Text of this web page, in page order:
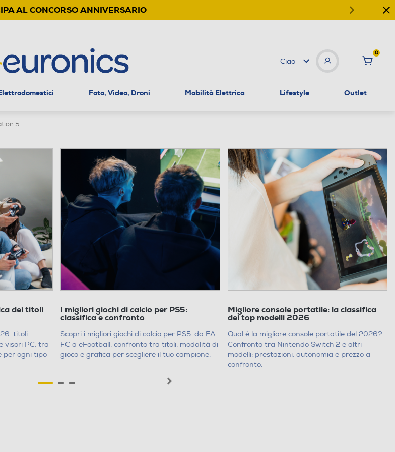
AL CONCORSO ANNIVERSARIO
Ciao
0
Foto, Video, Droni Mobilità Elettrica Lifestyle Outlet
5
dei titoli
titoli
visori PC, tra
per ogni tipo
I migliori giochi di calcio per PS5:
classifica e confronto
Scopri i migliori giochi di calcio per PS5: da EA
FC a eFootball, confronto tra titoli, modalità di
gioco e grafica per scegliere il tuo campione.
Migliore console portatile: la classifica
dei top modelli 2026
Qual è la migliore console portatile del 2026?
Confronto tra Nintendo Switch 2 e altri
modelli: prestazioni, autonomia e prezzo a
confronto.